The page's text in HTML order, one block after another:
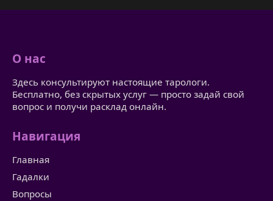
О нас
Здесь консультируют настоящие тарологи.
Бесплатно, без скрытых услуг — просто задай свой
вопрос и получи расклад онлайн.
Навигация
Главная
Гадалки
Вопросы